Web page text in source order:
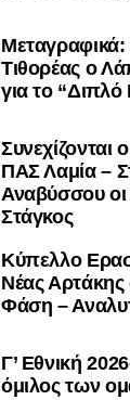
Τιθορέας ο
για το
Συνεχίζονται
ΠΑΣ Λαμία –
Αναβύσσου
Στάγκος
Kύπελλο
Nέας
Φάση –
Γ’ Εθνική
όμιλος των